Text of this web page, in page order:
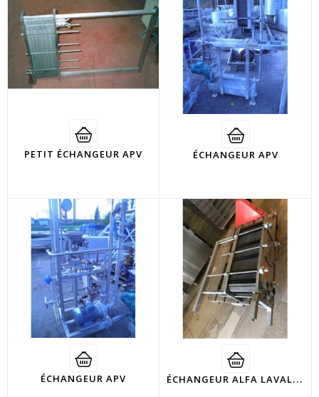
PETIT ÉCHANGEUR APV ÉCHANGEUR APV
ÉCHANGEUR APV É
CHANGEUR ALFA LAVAL TETRA PAK